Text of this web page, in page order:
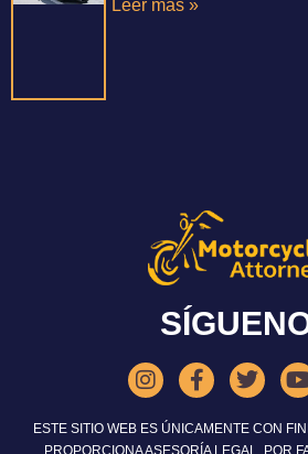
Leer más »
ESTE SITIO WEB ES ÚNICAMENTE CON
PROPORCIONA ASESORÍA LEGAL. POR